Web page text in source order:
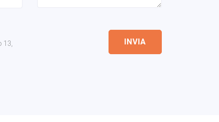
INVIA